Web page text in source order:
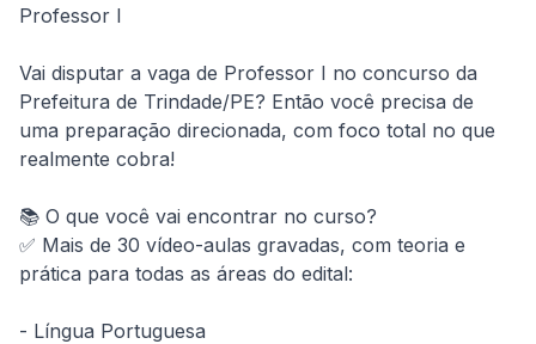
Professor I
Vai disputar a vaga de Professor I no concurso da
Prefeitura de Trindade/PE? Então você precisa de
uma preparação direcionada, com foco total no que
realmente cobra!
📚 O que você vai encontrar no curso?
✅ Mais de 30 vídeo-aulas gravadas, com teoria e
prática para todas as áreas do edital:
- Língua Portuguesa